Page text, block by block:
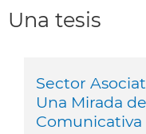
Una tesis
Sector
Una Mirada
Comunicativa